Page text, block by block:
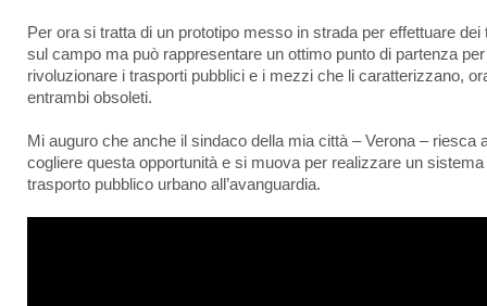
Per ora si tratta di un prototipo messo in strada per effettuare dei
sul campo ma può rappresentare un ottimo punto di partenza per
rivoluzionare i trasporti pubblici e i mezzi che li caratterizzano,
entrambi obsoleti.
Mi auguro che anche il sindaco della mia città – Verona – riesca
cogliere questa opportunità e si muova per realizzare un sistema
trasporto pubblico urbano all’avanguardia.